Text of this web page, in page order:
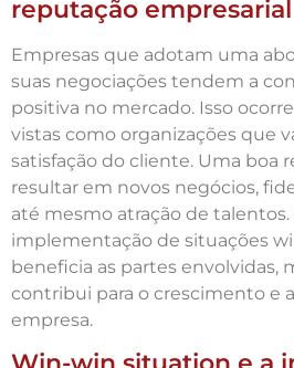
reputação empresarial
Empresas que adotam uma
suas negociações tendem a
positiva no mercado. Isso
vistas como organizações que
satisfação do cliente. Uma boa
resultar em novos negócios,
até mesmo atração de talentos.
implementação de situações
beneficia as partes envolvidas,
contribui para o crescimento e
empresa.